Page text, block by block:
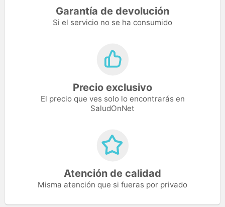
Garantía de devolución
Si el servicio no se ha consumido
Precio exclusivo
El precio que ves solo lo encontrarás en
SaludOnNet
Atención de calidad
Misma atención que si fueras por privado